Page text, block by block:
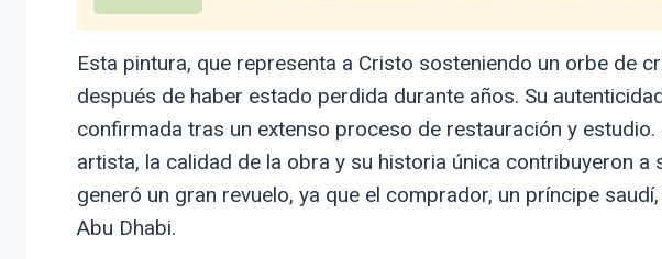
Esta pintura, que representa a Cristo sosteniendo un orbe de
después de haber estado perdida durante años. Su
confirmada tras un extenso proceso de restauración y
artista, la calidad de la obra y su historia única contribuyeron a
generó un gran revuelo, ya que el comprador, un príncipe
Abu Dhabi.